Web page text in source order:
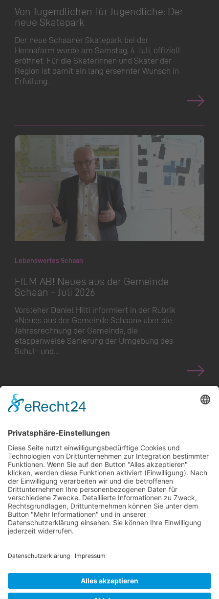
Von Jugendlichen für Jugendliche: Der
neue Skatepark
Der neue Schaaner Skatepark bei der
Hennafarm wurde am Samstag, 4. Juli, offiziell
eröffnet. Für die Skaterinnen und Skater der
Region ist damit ein lang ersehnter Wunsch in
Erfüllung…
Lebenswertes Schaan
FILM AB! Neues aus der Gemeinde
Schaan – Juli 2026
Vorsteher Daniel Hilti informiert in der Rubrik
«Neues aus der Gemeinde Schaan» über die
Jahresrechnung der Gemeinde, die
etappenweise Sanierung der Umgebung des
Schul- und…
< >
Gemeinde Schaan